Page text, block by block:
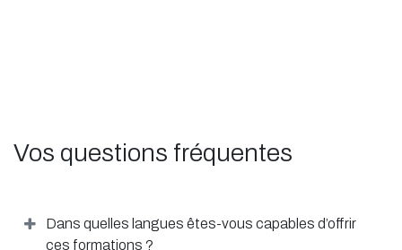
Vos questions fréquentes
Dans quelles langues êtes-vous capables d’offrir
ces formations ?